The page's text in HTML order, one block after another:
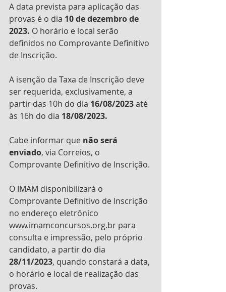
A data prevista para aplicação das
provas é o dia 10 de dezembro de
2023. O horário e local serão
definidos no Comprovante Definitivo
de Inscrição.
A isenção da Taxa de Inscrição deve
ser requerida, exclusivamente, a
partir das 10h do dia 16/08/2023 até
às 16h do dia 18/08/2023.
Cabe informar que não será
enviado, via Correios, o
Comprovante Definitivo de Inscrição.
O IMAM disponibilizará o
Comprovante Definitivo de Inscrição
no endereço eletrônico
www.imamconcursos.org.br para
consulta e impressão, pelo próprio
candidato, a partir do dia
28/11/2023, quando constará a data,
o horário e local de realização das
provas.